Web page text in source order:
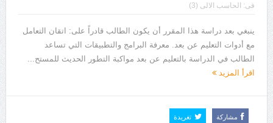
فى: الحاسب الالى (3)
ينبغي بعد دراسة هذا المقرر أن يكون الطالب قادراً على: اتقان التعامل
مع أدوات التعليم عن بعد. معرفة البرامج والتطبيقات التي تساعد
الطالب في الدراسة بالتعليم عن بعد مواكبة التطور الحديث للمستح...
اقرأ المزيد
مشاركة تغريدة